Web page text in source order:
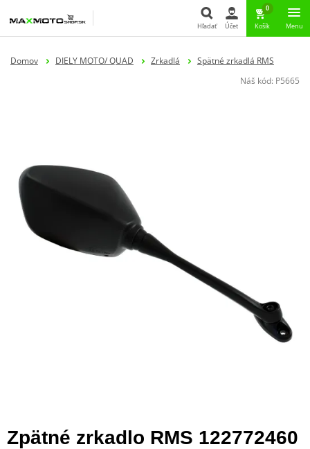
Hľadať
Hľadať Účet
0
Košík Menu
Domov DIELY MOTO/ QUAD Zrkadlá
Spätné zrkadlá RMS
Náš kód: P5665
Zpätné zrkadlo RMS 122772460